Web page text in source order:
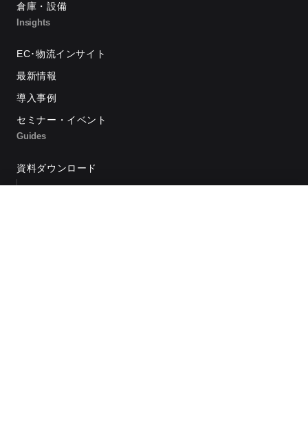
倉庫・設備
Insights
EC･物流インサイト
最新情報
導入事例
セミナー・イベント
Guides
資料ダウンロード